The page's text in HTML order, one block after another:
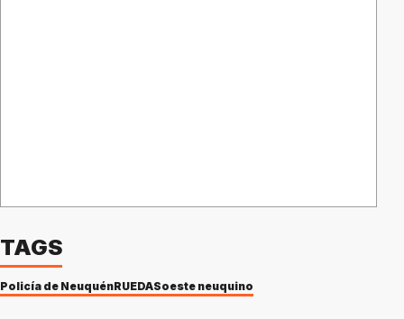
TAGS
Policía de NeuquénRUEDASoeste neuquino